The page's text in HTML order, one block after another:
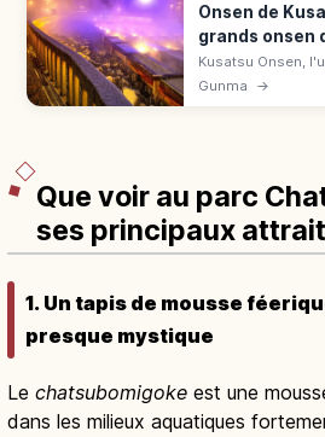
Onsen de
grands onsen
Kusatsu Onsen,
du Japon : 32 300
Gunma →
Que voir au parc
ses principaux
1. Un tapis de mousse
presque mystique
Le chatsubomigoke est une
dans les milieux aquatiques